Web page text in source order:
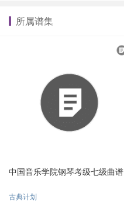
所属谱集
中国音乐学院钢琴考级七级曲谱
古典计划